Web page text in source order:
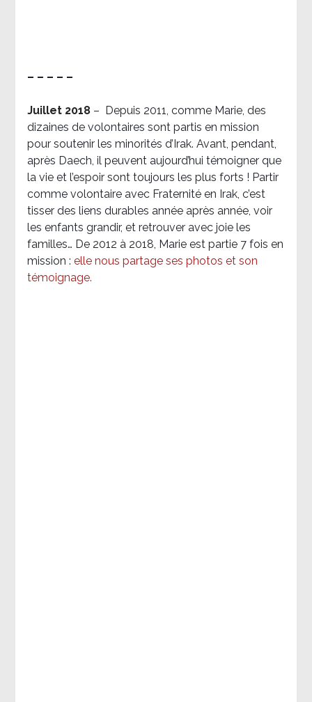
– – – – –
Juillet 2018 –
Depuis 2011, comme Marie, des
dizaines de volontaires sont partis en mission
pour soutenir les minorités d’Irak. Avant, pendant,
après Daech, il peuvent aujourd’hui témoigner que
la vie et l’espoir sont toujours les plus forts ! Partir
comme volontaire avec Fraternité en Irak, c’est
tisser des liens durables année après année, voir
les enfants grandir, et retrouver avec joie les
familles… De 2012 à 2018, Marie est partie 7 fois en
mission : elle nous partage ses photos et son
témoignage.